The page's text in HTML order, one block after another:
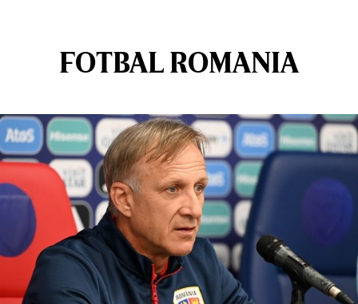
FOTBAL ROMANIA